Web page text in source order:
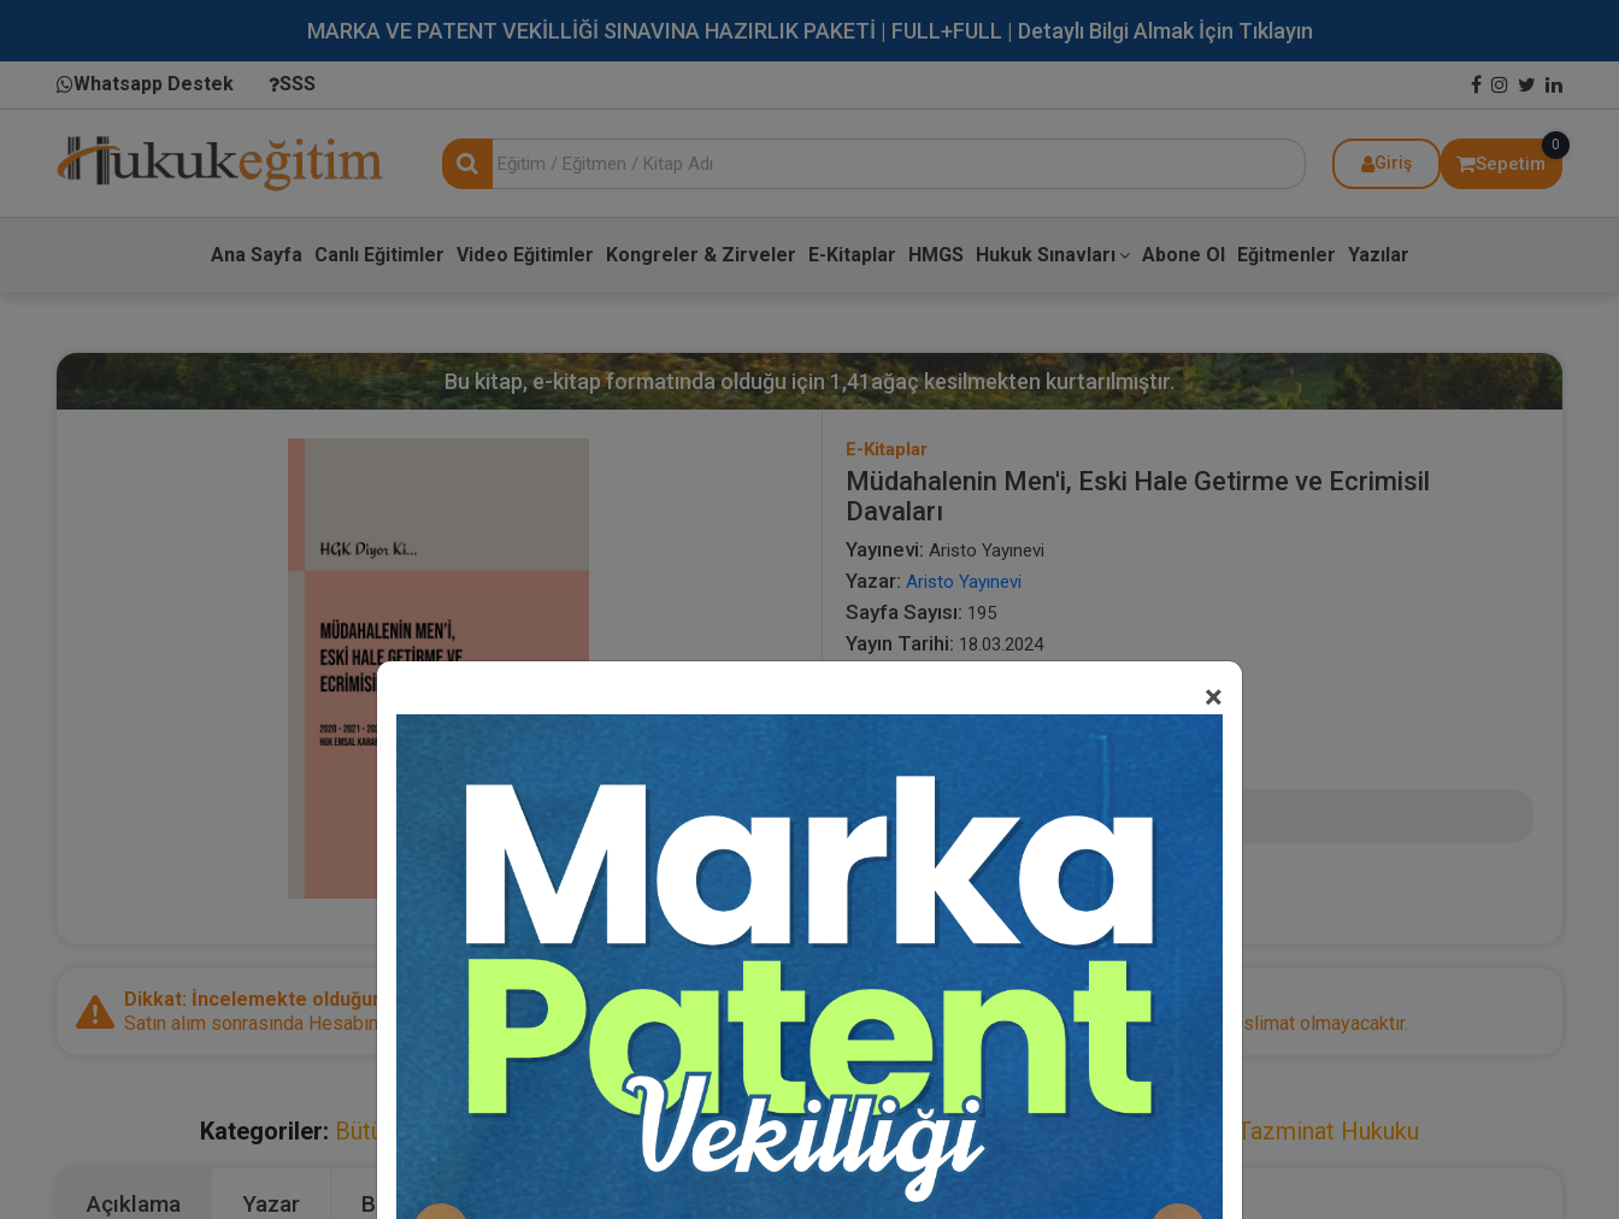
MARKA VE PATENT VEKİLLİĞİ SINAVINA HAZIRLIK PAKETİ | FULL+FULL | Detaylı Bilgi Almak İçin Tıklayın
Whatsapp Destek SSS
Giriş Sepetim
0
Ana Sayfa Canlı Eğitimler Video Eğitimler Kongreler & Zirveler E-Kitaplar HMGS Hukuk Sınavları Abone Ol Eğitmenler Yazılar
×
Bu kitap, e-kitap formatında olduğu için1,41ağaç kesilmekten kurtarılmıştır.
E-Kitaplar
Müdahalenin Men'i, Eski Hale Getirme ve Ecrimisil
Davaları
Yayınevi: Aristo Yayınevi
Yazar: Aristo Yayınevi
Sayfa Sayısı: 195
Yayın Tarihi: 18.03.2024
300,00 TL 180,00 TL
Sepete Ekle
Dikkat: İncelemekte olduğunuz ürün bir e-kitaptır.
Satın alım sonrasında Hesabım sayfanız üzerinden direkt olarak ulaşabilir ve cihazlarınızdan okuyabilirsiniz. Adresinize herhangi bir teslimat olmayacaktır.
Kategoriler: Bütün Hukuk Kitapları Borçlar Hukuku,Genel Hukuk,Taşınmaz (Gayrimenkul) Hukuku Tazminat Hukuku
Açıklama Yazar Bu Kitap İçin Kaç Ağaç Kesiliyor ?